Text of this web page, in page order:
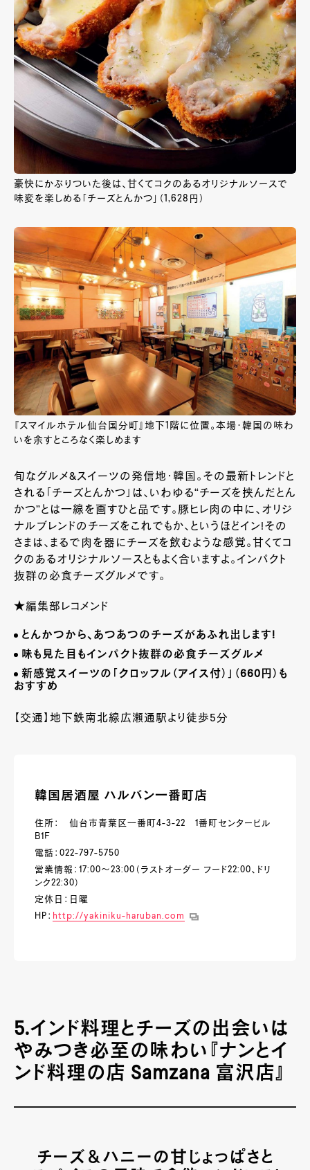
豪快にかぶりついた後は、甘くてコクのあるオリジナルソースで
味変を楽しめる「チーズとんかつ」（1,628円）
『スマイルホテル仙台国分町』地下1階に位置。本場・韓国の味わ
いを余すところなく楽しめます
旬なグルメ&スイーツの発信地・韓国。その最新トレンドと
される「チーズとんかつ」は、いわゆる“チーズを挟んだとん
かつ”とは一線を画すひと品です。豚ヒレ肉の中に、オリジ
ナルブレンドのチーズをこれでもか、というほどイン!その
さまは、まるで肉を器にチーズを飲むような感覚。甘くてコ
クのあるオリジナルソースともよく合いますよ。インパクト
抜群の必食チーズグルメです。
★編集部レコメンド
とんかつから、あつあつのチーズがあふれ出します!
味も見た目もインパクト抜群の必食チーズグルメ
新感覚スイーツの「クロッフル（アイス付）」（660 円）も
おすすめ
【交通】地下鉄南北線広瀬通駅より徒歩5分
韓国居酒屋 ハルバン一番町店
住所： 仙台市青葉区一番町4-3-22 1番町センタービル
Ｂ1Ｆ
電話：022-797-5750
営業情報：17:00～23:00（ラストオーダー フード22:00、ドリ
ンク22:30）
定休日：日曜
HP： http://yakiniku-haruban.com
5.インド料理とチーズの出会いは
やみつき必至の味わい『ナンとイ
ンド料理の店 Samzana 富沢店』
チーズ＆ハニーの甘じょっぱさと